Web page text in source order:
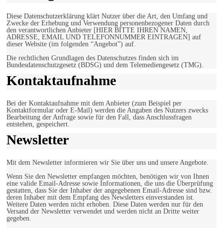
Diese Datenschutzerklärung klärt Nutzer über die Art, den Umfang und
Zwecke der Erhebung und Verwendung personenbezogener Daten durch
den verantwortlichen Anbieter [HIER BITTE IHREN NAMEN,
ADRESSE, EMAIL UND TELEFONNUMMER EINTRAGEN] auf
dieser Website (im folgenden “Angebot”) auf.
Die rechtlichen Grundlagen des Datenschutzes finden sich im
Bundesdatenschutzgesetz (BDSG) und dem Telemediengesetz (TMG).
Kontaktaufnahme
Bei der Kontaktaufnahme mit dem Anbieter (zum Beispiel per
Kontaktformular oder E-Mail) werden die Angaben des Nutzers zwecks
Bearbeitung der Anfrage sowie für den Fall, dass Anschlussfragen
entstehen, gespeichert.
Newsletter
Mit dem Newsletter informieren wir Sie über uns und unsere Angebote.
Wenn Sie den Newsletter empfangen möchten, benötigen wir von Ihnen
eine valide Email-Adresse sowie Informationen, die uns die Überprüfung
gestatten, dass Sie der Inhaber der angegebenen Email-Adresse sind bzw.
deren Inhaber mit dem Empfang des Newsletters einverstanden ist.
Weitere Daten werden nicht erhoben. Diese Daten werden nur für den
Versand der Newsletter verwendet und werden nicht an Dritte weiter
gegeben.